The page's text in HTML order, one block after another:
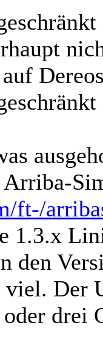
ft-/
1.3.x
den
Der
drei